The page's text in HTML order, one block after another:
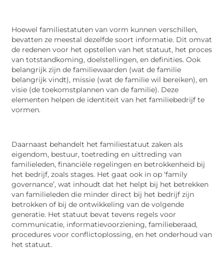
Hoewel familiestatuten van vorm kunnen verschillen,
bevatten ze meestal dezelfde soort informatie. Dit omvat
de redenen voor het opstellen van het statuut, het proces
van totstandkoming, doelstellingen, en definities. Ook
belangrijk zijn de familiewaarden (wat de familie
belangrijk vindt), missie (wat de familie wil bereiken), en
visie (de toekomstplannen van de familie). Deze
elementen helpen de identiteit van het familiebedrijf te
vormen.
Daarnaast behandelt het familiestatuut zaken als
eigendom, bestuur, toetreding en uittreding van
familieleden, financiële regelingen en betrokkenheid bij
het bedrijf, zoals stages. Het gaat ook in op ‘family
governance’, wat inhoudt dat het helpt bij het betrekken
van familieleden die minder direct bij het bedrijf zijn
betrokken of bij de ontwikkeling van de volgende
generatie. Het statuut bevat tevens regels voor
communicatie, informatievoorziening, familieberaad,
procedures voor conflictoplossing, en het onderhoud van
het statuut.